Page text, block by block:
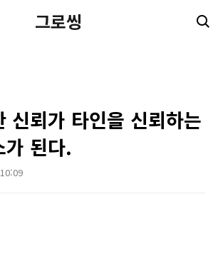
그로씽
신뢰가 타인을 신뢰하는
가 된다.